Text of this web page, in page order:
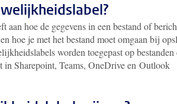
aan hoe de gegevens in een bestand of
hoe je met het bestand moet omgaan bij
worden toegepast op bestanden
in Sharepoint, Teams, OneDrive en Outlook